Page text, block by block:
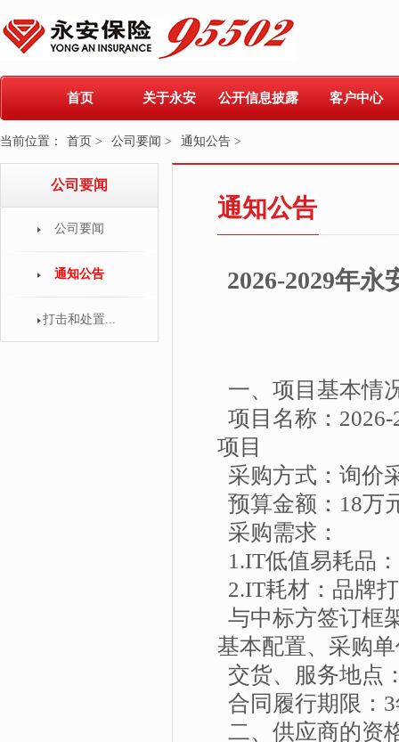
首页 关于永安 公开信息披露 客户中心
当前位置： 首页 > 公司要闻 > 通知公告 >
公司要闻
公司要闻
通知公告
打击和处置...
通知公告
2026-2029年
一、项目基本情
项目名称：
项目
采购方式：询价
预算金额：18万
采购需求：
1.IT低值易耗品
2.IT耗材：品牌
与中标方签订框
基本配置、采购
交货、服务地点
合同履行期限：
二、供应商的资